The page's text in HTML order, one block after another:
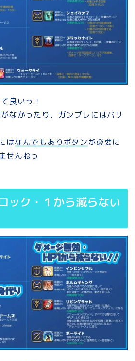
良いっ！
なかったり、ガンブレにはバリ
はなんでもありボタンが必要に
せんねっ
ック・１から減らない